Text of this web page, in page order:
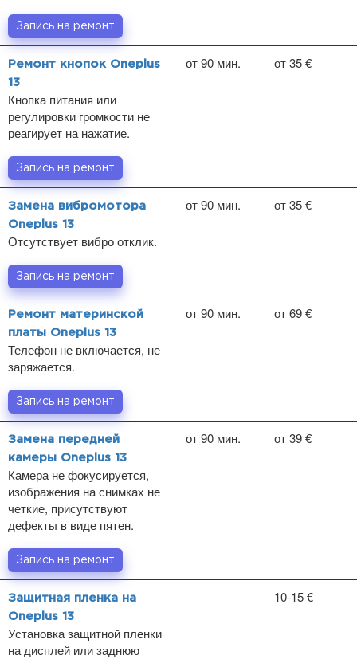
Запись на ремонт
Ремонт кнопок Oneplus
13
Кнопка питания или
регулировки громкости не
реагирует на нажатие.
от 90 мин. от 35 €
Запись на ремонт
Замена вибромотора
Oneplus 13
Отсутствует вибро отклик.
от 90 мин. от 35 €
Запись на ремонт
Ремонт материнской
платы Oneplus 13
Телефон не включается, не
заряжается.
от 90 мин. от 69 €
Запись на ремонт
Замена передней
камеры Oneplus 13
Камера не фокусируется,
изображения на снимках не
четкие, присутствуют
дефекты в виде пятен.
от 90 мин. от 39 €
Запись на ремонт
Защитная пленка на
Oneplus 13
Установка защитной пленки
на дисплей или заднюю
10-15 €